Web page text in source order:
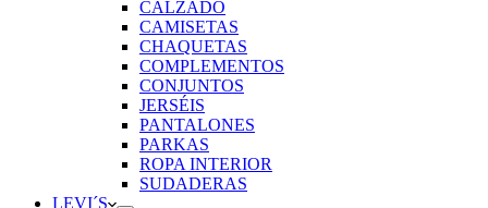
CALZADO
CAMISETAS
CHAQUETAS
COMPLEMENTOS
CONJUNTOS
JERSÉIS
PANTALONES
PARKAS
ROPA INTERIOR
SUDADERAS
LEVI´S